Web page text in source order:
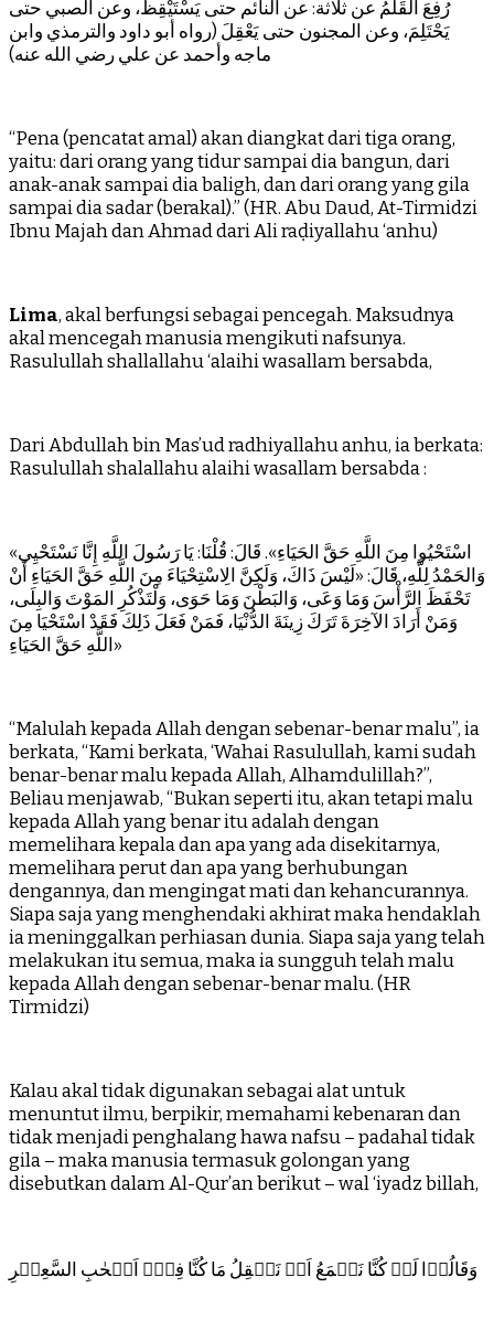
رُفِعَ الْقَلَمُ عن ثلاثة: عن النائم حتى يَسْتَيْقِظَ، وعن الصبي حتى
يَحْتَلِمَ، وعن المجنون حتى يَعْقِلَ (رواه أبو داود والترمذي وابن
ماجه وأحمد عن علي رضي الله عنه)
“Pena (pencatat amal) akan diangkat dari tiga orang,
yaitu: dari orang yang tidur sampai dia bangun, dari
anak-anak sampai dia baligh, dan dari orang yang gila
sampai dia sadar (berakal).” (HR. Abu Daud, At-Tirmidzi
Ibnu Majah dan Ahmad dari Ali raḍiyallahu ‘anhu)
Lima, akal berfungsi sebagai pencegah. Maksudnya
akal mencegah manusia mengikuti nafsunya.
Rasulullah shallallahu ‘alaihi wasallam bersabda,
Dari Abdullah bin Mas’ud radhiyallahu anhu, ia berkata:
Rasulullah shalallahu alaihi wasallam bersabda :
«اسْتَحْيُوا مِنَ اللَّهِ حَقَّ الحَيَاءِ». قَالَ: قُلْنَا: يَا رَسُولَ اللَّهِ إِنَّا نَسْتَحْيِي
وَالحَمْدُ لِلَّهِ، قَالَ: «لَيْسَ ذَاكَ، وَلَكِنَّ الِاسْتِحْيَاءَ مِنَ اللَّهِ حَقَّ الحَيَاءِ أَنْ
تَحْفَظَ الرَّأْسَ وَمَا وَعَى، وَالبَطْنَ وَمَا حَوَى، وَلْتَذْكُرِ المَوْتَ وَالبِلَى،
وَمَنْ أَرَادَ الآخِرَةَ تَرَكَ زِينَةَ الدُّنْيَا، فَمَنْ فَعَلَ ذَلِكَ فَقَدْ اسْتَحْيَا مِنَ
اللَّهِ حَقَّ الحَيَاءِ»
“Malulah kepada Allah dengan sebenar-benar malu”, ia
berkata, “Kami berkata, ‘Wahai Rasulullah, kami sudah
benar-benar malu kepada Allah, Alhamdulillah?”,
Beliau menjawab, “Bukan seperti itu, akan tetapi malu
kepada Allah yang benar itu adalah dengan
memelihara kepala dan apa yang ada disekitarnya,
memelihara perut dan apa yang berhubungan
dengannya, dan mengingat mati dan kehancurannya.
Siapa saja yang menghendaki akhirat maka hendaklah
ia meninggalkan perhiasan dunia. Siapa saja yang telah
melakukan itu semua, maka ia sungguh telah malu
kepada Allah dengan sebenar-benar malu. (HR
Tirmidzi)
Kalau akal tidak digunakan sebagai alat untuk
menuntut ilmu, berpikir, memahami kebenaran dan
tidak menjadi penghalang hawa nafsu – padahal tidak
gila – maka manusia termasuk golongan yang
disebutkan dalam Al-Qur’an berikut – wal ‘iyadz billah,
وَقَالُوۡا لَوۡ كُنَّا نَسۡمَعُ اَوۡ نَعۡقِلُ مَا كُنَّا فِىۡۤ اَصۡحٰبِ السَّعِيۡرِ‏